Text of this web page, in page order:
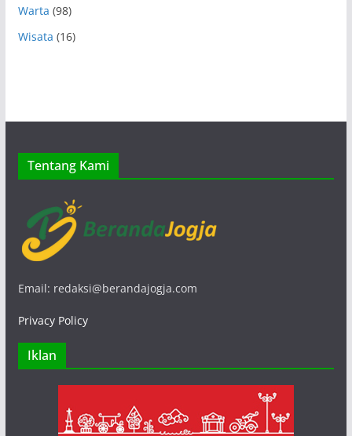
Warta (98)
Wisata (16)
Tentang Kami
Email: redaksi@berandajogja.com
Privacy Policy
Iklan